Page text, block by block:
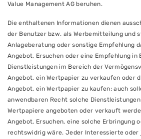
Value Management AG beruhen.
Die enthaltenen Informationen dienen
der Benutzer bzw. als Werbemitteilung und
Anlageberatung oder sonstige Empfehlung
Angebot, Ersuchen oder eine Empfehlung in
Dienstleistungen im Bereich der
Angebot, ein Wertpapier zu verkaufen oder
Angebot, ein Wertpapier zu kaufen; auch
anwendbaren Recht solche
Wertpapiere angeboten oder verkauft
Angebot, Ersuchen, eine solche Erbringung
rechtswidrig wäre. Jeder Interessierte oder